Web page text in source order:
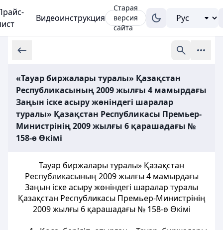
Видеоинструкция
Старая
версия
сайта
«Тауар биржалары туралы» Қазақстан
Республикасының 2009 жылғы 4 мамырдағы
Заңын іске асыру жөніндегі шаралар
туралы» Қазақстан Республикасы Премьер-
Министрінің 2009 жылғы 6 қарашадағы №
158-ө Өкімі
Тауар биржалары туралы» Қазақстан
Республикасының 2009 жылғы 4 мамырдағы
Заңын іске асыру жөніндегі шаралар туралы
Қазақстан Республикасы Премьер-Министрінің
2009 жылғы 6 қарашадағы № 158-ө Өкімі